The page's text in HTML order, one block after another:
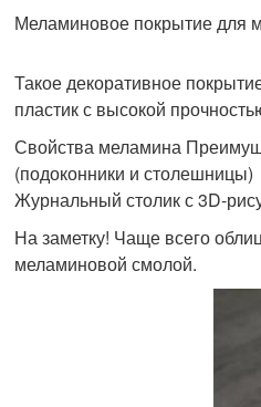
Меламиновое покрытие для
Такое декоративное
пластик с высокой
Свойства меламина
(подоконники и столешницы)
Журнальный столик с 3D-
На заметку! Чаще всего
меламиновой смолой.